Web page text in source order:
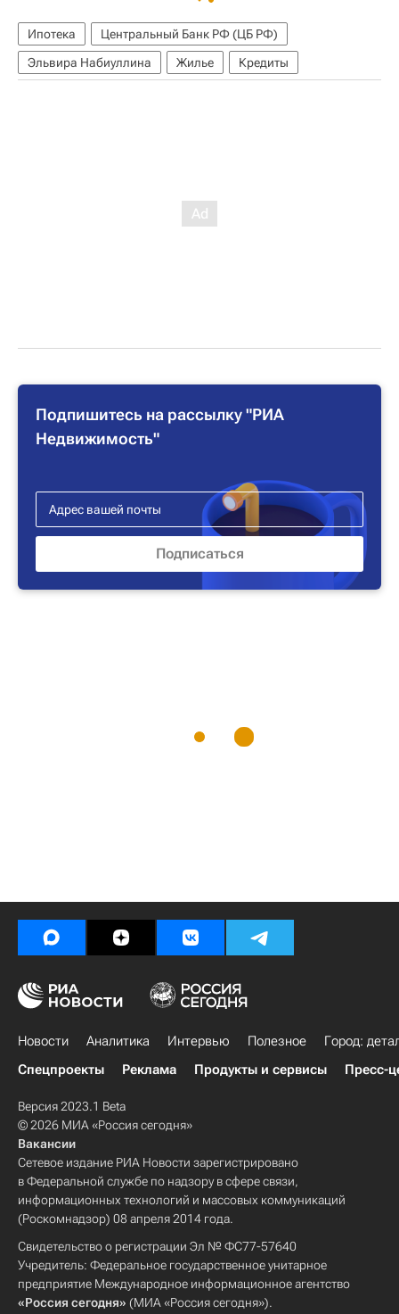
Ипотека
Центральный Банк РФ (ЦБ РФ)
Эльвира Набиуллина
Жилье Кредиты
Подпишитесь на рассылку "РИА
Недвижимость"
Новости Аналитика Интервью Полезное
Город:
Спецпроекты
Реклама Продукты и сервисы Пресс-
Версия 2023.1 Beta
© 2026 МИА «Россия сегодня»
Вакансии
Сетевое издание РИА Новости зарегистрировано
в Федеральной службе по надзору в сфере связи,
информационных технологий и массовых коммуникаций
(Роскомнадзор) 08 апреля 2014 года.
Свидетельство о регистрации Эл № ФС77-57640
Учредитель: Федеральное государственное унитарное
предприятие Международное информационное агентство
«Россия сегодня» (МИА «Россия сегодня»).